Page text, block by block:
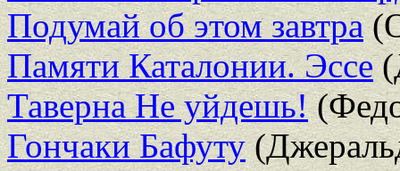
Подумай об этом завтра
Памяти Каталонии. Эссе
Таверна Не уйдешь!
Гончаки Бафуту